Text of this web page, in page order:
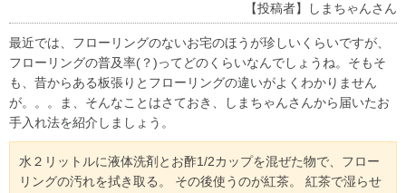
【投稿者】しまちゃんさん
最近では、フローリングのないお宅のほうが珍しいくらいですが、
フローリングの普及率(？)ってどのくらいなんでしょうね。そもそ
も、昔からある板張りとフローリングの違いがよくわかりません
が。。。ま、そんなことはさておき、しまちゃんさんから届いたお
手入れ法を紹介しましょう。
水２リットルに液体洗剤とお酢1/2カップを混ぜた物で、フロー
リングの汚れを拭き取る。 その後使うのが紅茶。 紅茶で湿らせ